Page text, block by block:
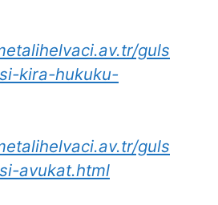
guls
kira-hukuku-
guls
avukat.html